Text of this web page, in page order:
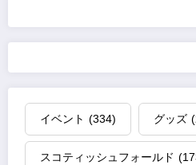
イベント (334) グッズ
スコティッシュフォールド